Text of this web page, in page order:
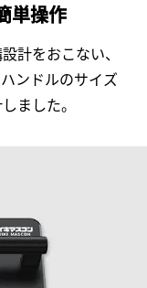
単操作
計をおこない、
ンドルのサイズ
ました。